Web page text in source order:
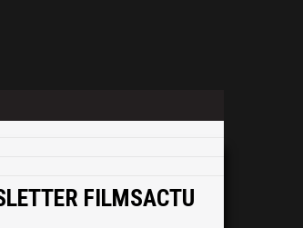
FILMSACTU